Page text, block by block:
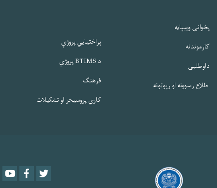
پخوانۍ ویبپاڼه
کارموندنه
داوطلبۍ
اطلاع رسوونه او رپوټونه
پراختیایي پروژې
د BTIMS پروژي
فرهنګ
کاري پروسیجر او تشکیلات
Youtube Facebook